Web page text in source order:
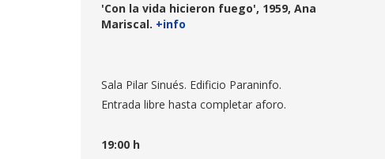
'Con la vida hicieron fuego', 1959, Ana
Mariscal. +info
Sala Pilar Sinués. Edificio Paraninfo.
Entrada libre hasta completar aforo.
19:00 h